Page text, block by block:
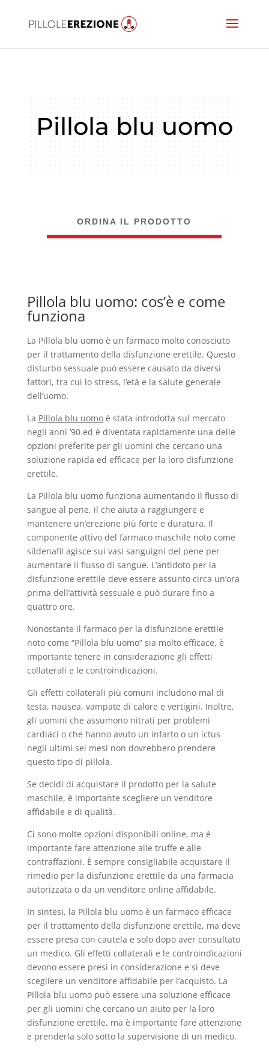
Pillola blu uomo
ORDINA IL PRODOTTO
Pillola blu uomo: cos’è e come
funziona
La Pillola blu uomo è un farmaco molto conosciuto
per il trattamento della disfunzione erettile. Questo
disturbo sessuale può essere causato da diversi
fattori, tra cui lo stress, l’età e la salute generale
dell’uomo.
La Pillola blu uomoè stata introdotta sul mercato
negli anni ’90 ed è diventata rapidamente una delle
opzioni preferite per gli uomini che cercano una
soluzione rapida ed efficace per la loro disfunzione
erettile.
La Pillola blu uomo funziona aumentando il flusso di
sangue al pene, il che aiuta a raggiungere e
mantenere un’erezione più forte e duratura. Il
componente attivo del farmaco maschile noto come
sildenafil agisce sui vasi sanguigni del pene per
aumentare il flusso di sangue. L’antidoto per la
disfunzione erettile deve essere assunto circa un’ora
prima dell’attività sessuale e può durare fino a
quattro ore.
Nonostante il farmaco per la disfunzione erettile
noto come “Pillola blu uomo” sia molto efficace, è
importante tenere in considerazione gli effetti
collaterali e le controindicazioni.
Gli effetti collaterali più comuni includono mal di
testa, nausea, vampate di calore e vertigini. Inoltre,
gli uomini che assumono nitrati per problemi
cardiaci o che hanno avuto un infarto o un ictus
negli ultimi sei mesi non dovrebbero prendere
questo tipo di pillola.
Se decidi di acquistare il prodotto per la salute
maschile, è importante scegliere un venditore
affidabile e di qualità.
Ci sono molte opzioni disponibili online, ma è
importante fare attenzione alle truffe e alle
contraffazioni. È sempre consigliabile acquistare il
rimedio per la disfunzione erettile da una farmacia
autorizzata o da un venditore online affidabile.
In sintesi, la Pillola blu uomo è un farmaco efficace
per il trattamento della disfunzione erettile, ma deve
essere presa con cautela e solo dopo aver consultato
un medico. Gli effetti collaterali e le controindicazioni
devono essere presi in considerazione e si deve
scegliere un venditore affidabile per l’acquisto. La
Pillola blu uomo può essere una soluzione efficace
per gli uomini che cercano un aiuto per la loro
disfunzione erettile, ma è importante fare attenzione
e prenderla solo sotto la supervisione di un medico.